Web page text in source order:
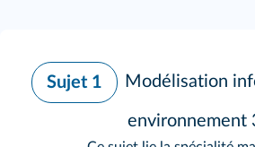
Sujet 1 Modélisation
environnement